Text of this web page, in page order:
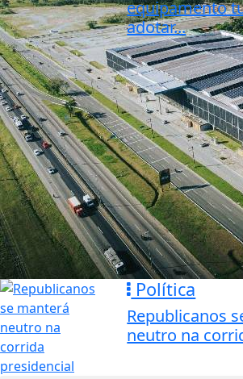
equipamento
adotar...
Política
Republicanos
neutro na